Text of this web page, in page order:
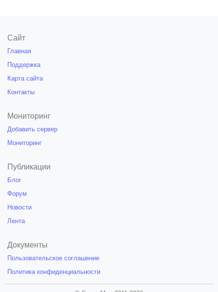
Сайт
Главная
Поддержка
Карта сайта
Контакты
Мониторинг
Добавить сервер
Мониторинг
Публикации
Блог
Форум
Новости
Лента
Документы
Пользовательское соглашение
Политика конфиденциальности